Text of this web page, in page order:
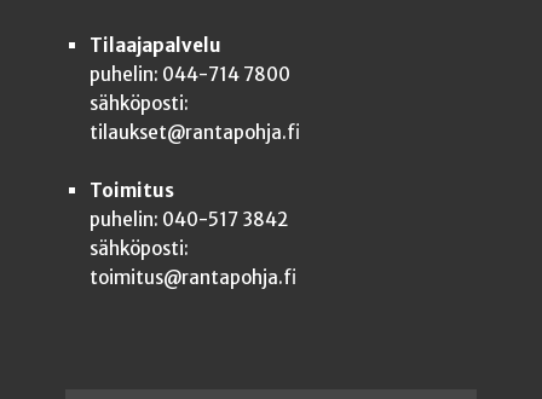
Tilaajapalvelu
puhelin: 044-714 7800
sähköposti:
tilaukset@rantapohja.fi
Toimitus
puhelin: 040-517 3842
sähköposti:
toimitus@rantapohja.fi